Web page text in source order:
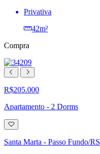
Privativa
42m²
Compra
R$205.000
Apartamento - 2 Dorms
Adicionar
à
lista
de
Santa Marta - Passo Fundo/RS